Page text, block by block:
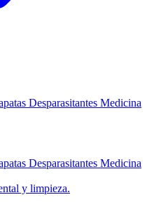
Desparasitantes Medicina
Desparasitantes Medicina
y limpieza.